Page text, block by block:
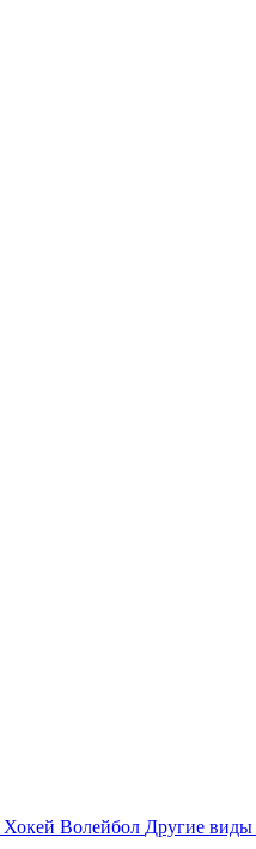
Хокей Волейбол Другие виды